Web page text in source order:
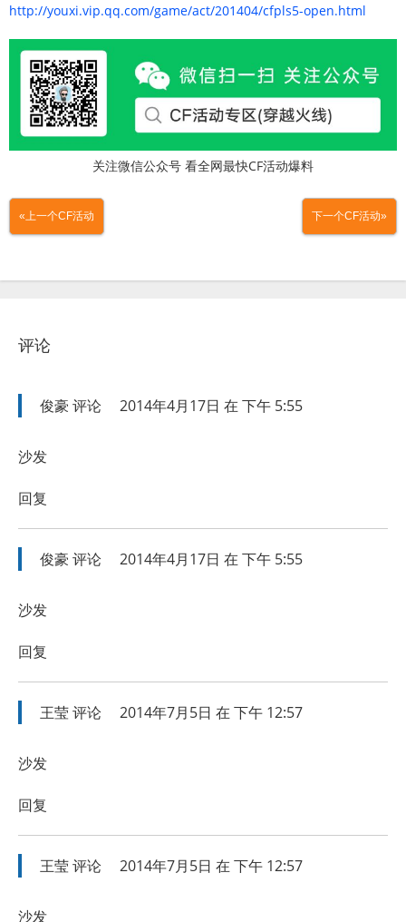
http://youxi.vip.qq.com/game/act/201404/cfpls5-open.html
关注微信公众号 看全网最快CF活动爆料
«上一个CF活动 下一个CF活动»
评论
俊豪 评论 2014年4月17日 在 下午 5:55
沙发
回复
俊豪 评论 2014年4月17日 在 下午 5:55
沙发
回复
王莹评论 2014年7月5日 在 下午 12:57
沙发
回复
王莹评论 2014年7月5日 在 下午 12:57
沙发